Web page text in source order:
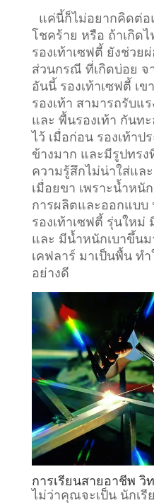
แค่นี้ก็ไม่อยากคิดต่อ
โชคร้าย หรือ ถ้าเกิด
รองเท้าเซฟตี้ ยังช่วย
ส่วนกรณี ที่เกิดบ่อย จ
อันนี้ รองเท้าเซฟตี้ เ
รองเท้า สามารถรับแ
และ พื้นรองเท้า กันท
ไว้ เมื่อก่อน รองเท้า
ข้างมาก และมีรูปทร
ความรู้สึกไม่น่าใส่แล
เมื่อยขา เพราะน้ำหนั
การผลิตและออกแบ
รองเท้าเซฟตี้ รุ่นใหม่
และ มีน้ำหนักเบาขึ้นม
เคฟลาร์ มาเป็นพื้น ท
อย่างดี
การเรียนสายอาชีพ วิ
ไม่ว่าคุณจะเป็น นักเ